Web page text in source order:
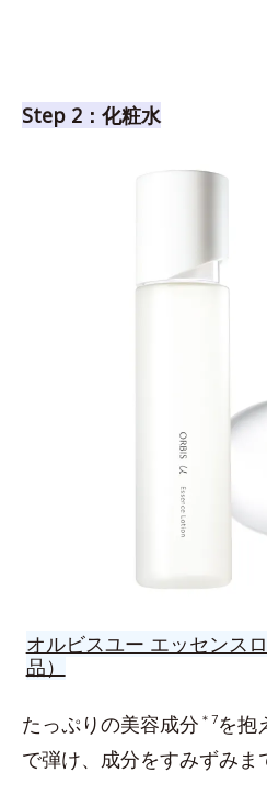
Step 2：化粧水
オルビスユー エッセンス
品）
たっぷりの美容成分 ＊7を抱
で弾け、成分をすみずみま